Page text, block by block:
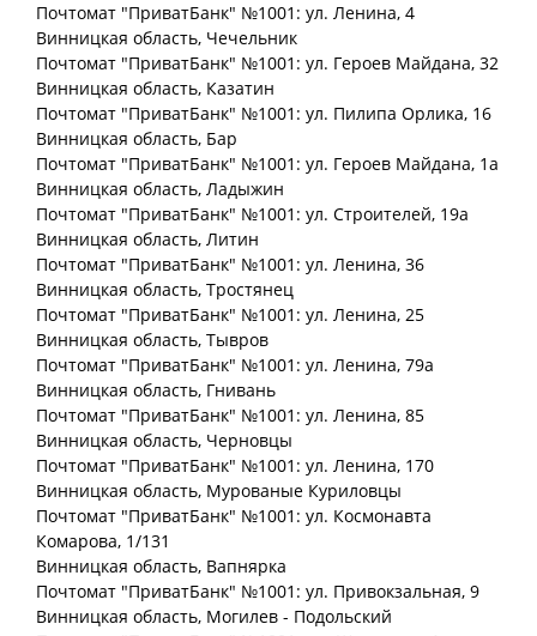
Почтомат "ПриватБанк" №1001: ул. Ленина, 4
Винницкая область, Чечельник
Почтомат "ПриватБанк" №1001: ул. Героев Майдана, 32
Винницкая область, Казатин
Почтомат "ПриватБанк" №1001: ул. Пилипа Орлика, 16
Винницкая область, Бар
Почтомат "ПриватБанк" №1001: ул. Героев Майдана, 1а
Винницкая область, Ладыжин
Почтомат "ПриватБанк" №1001: ул. Строителей, 19а
Винницкая область, Литин
Почтомат "ПриватБанк" №1001: ул. Ленина, 36
Винницкая область, Тростянец
Почтомат "ПриватБанк" №1001: ул. Ленина, 25
Винницкая область, Тывров
Почтомат "ПриватБанк" №1001: ул. Ленина, 79а
Винницкая область, Гнивань
Почтомат "ПриватБанк" №1001: ул. Ленина, 85
Винницкая область, Черновцы
Почтомат "ПриватБанк" №1001: ул. Ленина, 170
Винницкая область, Мурованые Куриловцы
Почтомат "ПриватБанк" №1001: ул. Космонавта
Комарова, 1/131
Винницкая область, Вапнярка
Почтомат "ПриватБанк" №1001: ул. Привокзальная, 9
Винницкая область, Могилев - Подольский